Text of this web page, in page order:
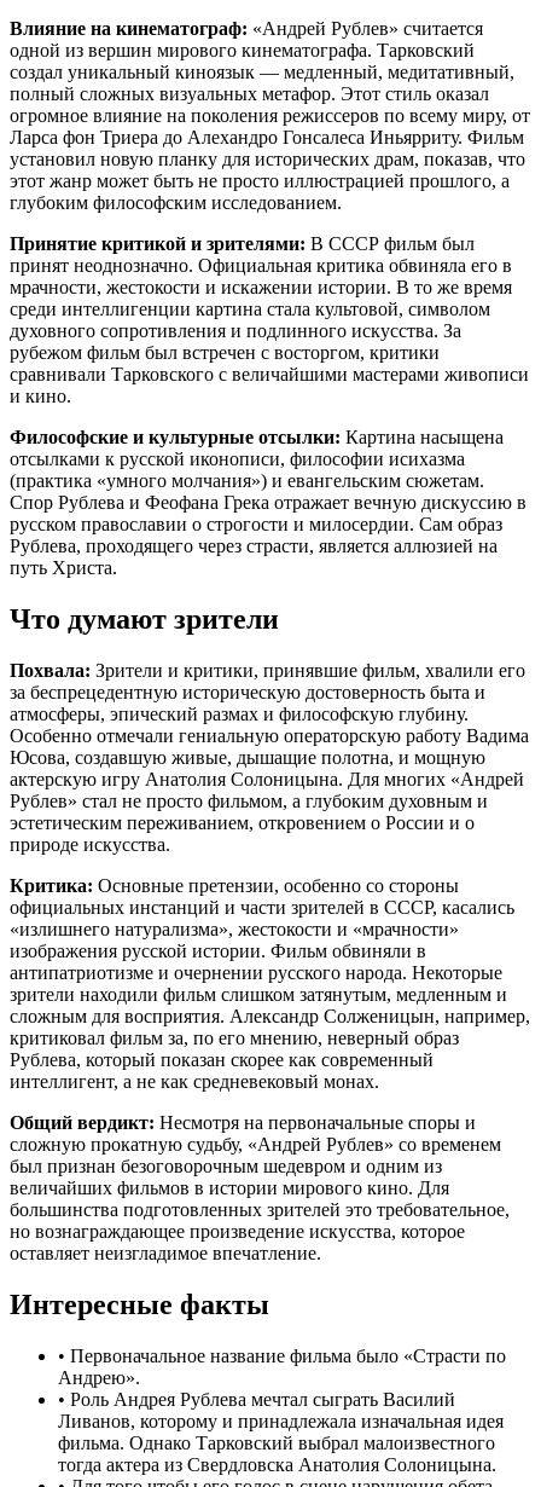
Влияние на кинематограф: «Андрей Рублев» считается
одной из вершин мирового кинематографа. Тарковский
создал уникальный киноязык — медленный, медитативный,
полный сложных визуальных метафор. Этот стиль оказал
огромное влияние на поколения режиссеров по всему миру, от
Ларса фон Триера до Алехандро Гонсалеса Иньярриту. Фильм
установил новую планку для исторических драм, показав, что
этот жанр может быть не просто иллюстрацией прошлого, а
глубоким философским исследованием.
Принятие критикой и зрителями: В СССР фильм был
принят неоднозначно. Официальная критика обвиняла его в
мрачности, жестокости и искажении истории. В то же время
среди интеллигенции картина стала культовой, символом
духовного сопротивления и подлинного искусства. За
рубежом фильм был встречен с восторгом, критики
сравнивали Тарковского с величайшими мастерами живописи
и кино.
Философские и культурные отсылки: Картина насыщена
отсылками к русской иконописи, философии исихазма
(практика «умного молчания») и евангельским сюжетам.
Спор Рублева и Феофана Грека отражает вечную дискуссию в
русском православии о строгости и милосердии. Сам образ
Рублева, проходящего через страсти, является аллюзией на
путь Христа.
Что думают зрители
Похвала: Зрители и критики, принявшие фильм, хвалили его
за беспрецедентную историческую достоверность быта и
атмосферы, эпический размах и философскую глубину.
Особенно отмечали гениальную операторскую работу Вадима
Юсова, создавшую живые, дышащие полотна, и мощную
актерскую игру Анатолия Солоницына. Для многих «Андрей
Рублев» стал не просто фильмом, а глубоким духовным и
эстетическим переживанием, откровением о России и о
природе искусства.
Критика: Основные претензии, особенно со стороны
официальных инстанций и части зрителей в СССР, касались
«излишнего натурализма», жестокости и «мрачности»
изображения русской истории. Фильм обвиняли в
антипатриотизме и очернении русского народа. Некоторые
зрители находили фильм слишком затянутым, медленным и
сложным для восприятия. Александр Солженицын, например,
критиковал фильм за, по его мнению, неверный образ
Рублева, который показан скорее как современный
интеллигент, а не как средневековый монах.
Общий вердикт: Несмотря на первоначальные споры и
сложную прокатную судьбу, «Андрей Рублев» со временем
был признан безоговорочным шедевром и одним из
величайших фильмов в истории мирового кино. Для
большинства подготовленных зрителей это требовательное,
но вознаграждающее произведение искусства, которое
оставляет неизгладимое впечатление.
Интересные факты
• Первоначальное название фильма было «Страсти по
Андрею».
• Роль Андрея Рублева мечтал сыграть Василий
Ливанов, которому и принадлежала изначальная идея
фильма. Однако Тарковский выбрал малоизвестного
тогда актера из Свердловска Анатолия Солоницына.